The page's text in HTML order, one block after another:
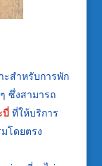
ะสำหรับการพัก
ซึ่งสามารถ
บี่ที่ให้บริการ
โดยตรง